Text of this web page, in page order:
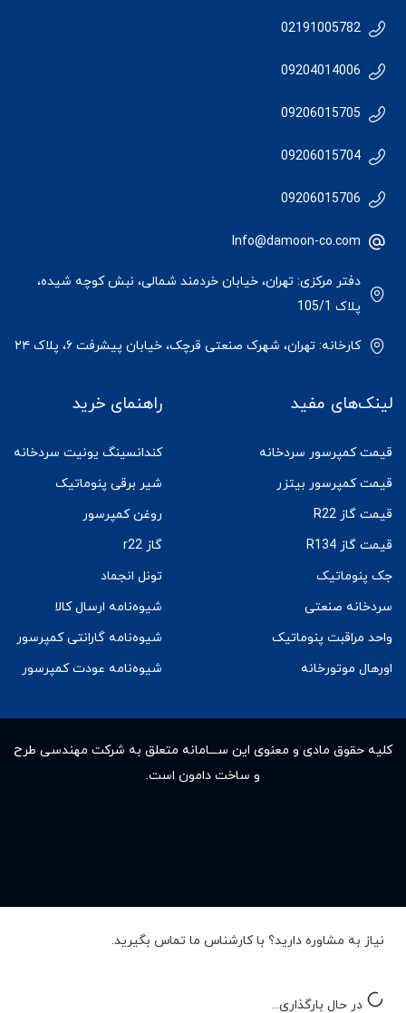
02191005782
09204014006
09206015705
09206015704
09206015706
Info@damoon-co.com
دفتر مرکزی: تهران، خیابان خردمند شمالی، نبش کوچه شیده،
پلاک 105/1
کارخانه: تهران، شهرک صنعتی قرچک، خیابان پیشرفت ۶، پلاک ۲۴
لینک‌های مفید
قیمت کمپرسور سردخانه
قیمت کمپرسور بیتزر
قیمت گاز R22
قیمت گاز R134
جک پنوماتیک
سردخانه صنعتی
واحد مراقبت پنوماتیک
اورهال موتورخانه
راهنمای خرید
کندانسینگ یونیت سردخانه
شیر برقی پنوماتیک
روغن کمپرسور
گاز r22
تونل انجماد
شیوه‌نامه ارسال کالا
شیوه‌نامه گارانتی کمپرسور
شیوه‌نامه عودت کمپرسور
کلیه حقوق مادى و معنوى این ســـامانه متعلق به شرکت مهندسی طرح
و ساخت دامون است.
نیاز به مشاوره دارید؟ با کارشناس ما تماس بگیرید.
در حال بارگذاری...